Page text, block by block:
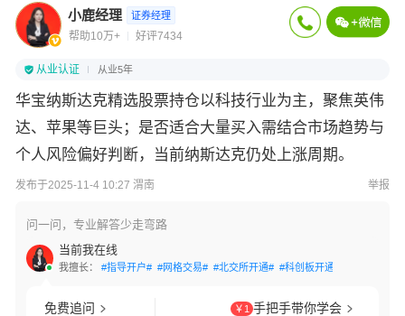
小鹿经理 证券经理
帮助10万+ 好评7434
从业认证 从业5年
华宝纳斯达克精选股票持仓以科技行业为主，聚焦英伟
达、苹果等巨头；是否适合大量买入需结合市场趋势与
个人风险偏好判断，当前纳斯达克仍处上涨周期。
发布于2025-11-4 10:27 渭南 举报
问一问，专业解答少走弯路
当前我在线
我擅长： #指导开户# #网格交易# #北交所开通# #科创板开通#
免费追问 ￥1 手把手带你学会